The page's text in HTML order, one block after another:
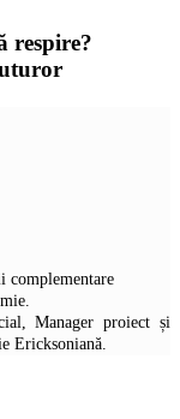
respire?
complementare
Manager proiect și
Ericksoniană.